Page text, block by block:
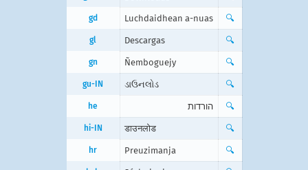
gd Luchdaidhean a-nuas 🔍
gl Descargas 🔍
gn Ñemboguejy 🔍
gu-IN ડાઉનલોડ 🔍
he הורדות 🔍
hi-IN डाउनलोड 🔍
hr Preuzimanja 🔍